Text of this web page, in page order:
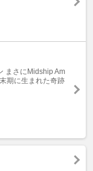
まさにMidship Am
期に生まれた奇跡